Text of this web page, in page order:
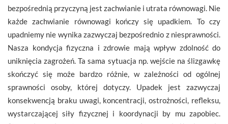
bezpośrednią przyczyną jest zachwianie i utrata równowagi. Nie
każde zachwianie równowagi kończy się upadkiem. To czy
upadniemy nie wynika zazwyczaj bezpośrednio z niesprawności.
Nasza kondycja fizyczna i zdrowie mają wpływ zdolność do
uniknięcia zagrożeń. Ta sama sytuacja np. wejście na ślizgawkę
skończyć się może bardzo różnie, w zależności od ogólnej
sprawności osoby, której dotyczy. Upadek jest zazwyczaj
konsekwencją braku uwagi, koncentracji, ostrożności, refleksu,
wystarczającej siły fizycznej i koordynacji by mu zapobiec.